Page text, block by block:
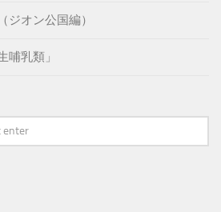
ジオン公国編）
哺乳類」